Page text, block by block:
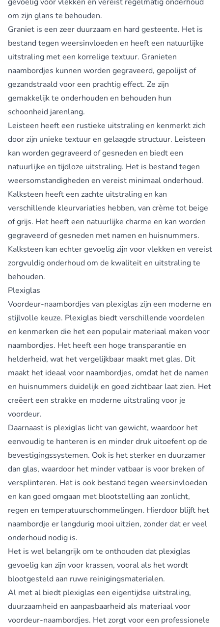
om zijn glans te behouden.
Graniet is een zeer duurzaam en hard gesteente. Het is
bestand tegen weersinvloeden en heeft een natuurlijke
uitstraling met een korrelige textuur. Granieten
naambordjes kunnen worden gegraveerd, gepolijst of
gezandstraald voor een prachtig effect. Ze zijn
gemakkelijk te onderhouden en behouden hun
schoonheid jarenlang.
Leisteen heeft een rustieke uitstraling en kenmerkt zich
door zijn unieke textuur en gelaagde structuur. Leisteen
kan worden gegraveerd of gesneden en biedt een
natuurlijke en tijdloze uitstraling. Het is bestand tegen
weersomstandigheden en vereist minimaal onderhoud.
Kalksteen heeft een zachte uitstraling en kan
verschillende kleurvariaties hebben, van crème tot beige
of grijs. Het heeft een natuurlijke charme en kan worden
gegraveerd of gesneden met namen en huisnummers.
Kalksteen kan echter gevoelig zijn voor vlekken en vereist
zorgvuldig onderhoud om de kwaliteit en uitstraling te
behouden.
Plexiglas
Voordeur-naambordjes van plexiglas zijn een moderne en
stijlvolle keuze. Plexiglas biedt verschillende voordelen
en kenmerken die het een populair materiaal maken voor
naambordjes. Het heeft een hoge transparantie en
helderheid, wat het vergelijkbaar maakt met glas. Dit
maakt het ideaal voor naambordjes, omdat het de namen
en huisnummers duidelijk en goed zichtbaar laat zien. Het
creëert een strakke en moderne uitstraling voor je
voordeur.
Daarnaast is plexiglas licht van gewicht, waardoor het
eenvoudig te hanteren is en minder druk uitoefent op de
bevestigingssystemen. Ook is het sterker en duurzamer
dan glas, waardoor het minder vatbaar is voor breken of
versplinteren. Het is ook bestand tegen weersinvloeden
en kan goed omgaan met blootstelling aan zonlicht,
regen en temperatuurschommelingen. Hierdoor blijft het
naambordje er langdurig mooi uitzien, zonder dat er veel
onderhoud nodig is.
Het is wel belangrijk om te onthouden dat plexiglas
gevoelig kan zijn voor krassen, vooral als het wordt
blootgesteld aan ruwe reinigingsmaterialen.
Al met al biedt plexiglas een eigentijdse uitstraling,
duurzaamheid en aanpasbaarheid als materiaal voor
voordeur-naambordjes. Het zorgt voor een professionele